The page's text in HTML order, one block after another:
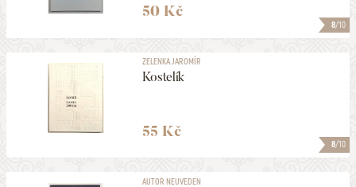
8/10
50 Kč
8/10
ZELENKA JAROMÍR
Kostelík
55 Kč
AUTOR NEUVEDEN